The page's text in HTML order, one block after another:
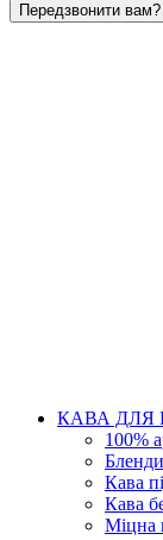
Передзвонити вам?
КАВА ДЛЯ
100%
Кава
Кава
Міцна